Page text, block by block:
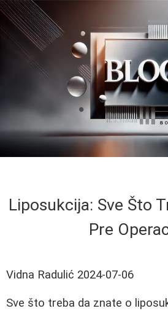
Liposukcija: Sve Što
Pre
Vidna Radulić 2024-07-06
Sve što treba da znate o